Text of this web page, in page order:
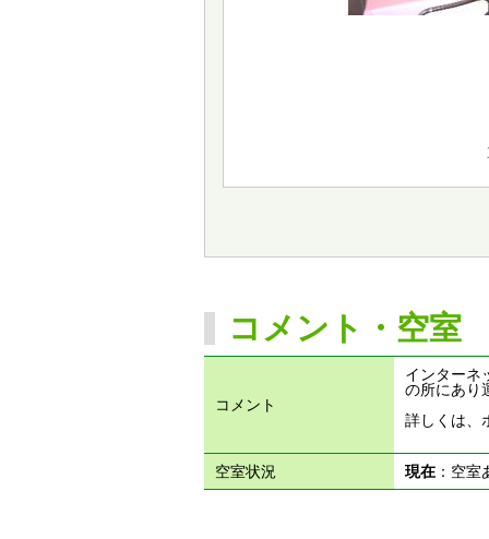
コメント・空室
コメント
インターネ
の所にあり
詳しくは、
空室状況 現在：空